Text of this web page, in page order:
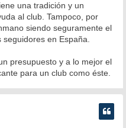
una tradición y un
al club. Tampoco, por
siendo seguramente el
en España.
presupuesto y a lo mejor el
para un club como éste.